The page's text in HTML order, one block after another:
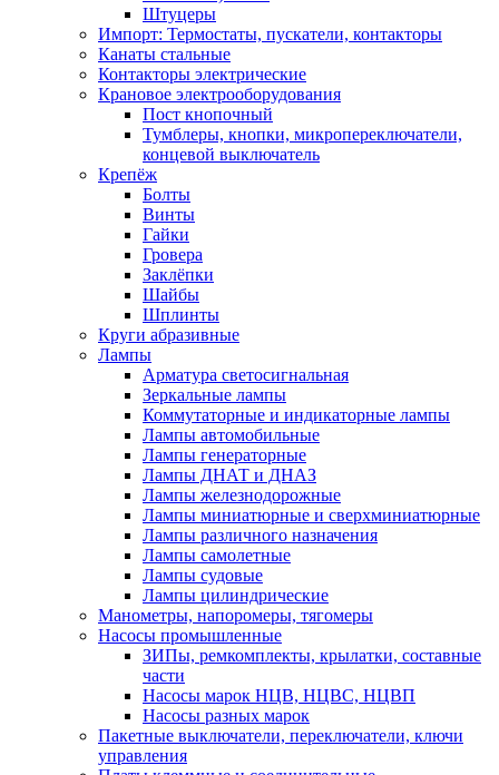
Штуцеры
Импорт: Термостаты, пускатели, контакторы
Канаты стальные
Контакторы электрические
Крановое электрооборудования
Пост кнопочный
Тумблеры, кнопки, микропереключатели,
концевой выключатель
Крепёж
Болты
Винты
Гайки
Гровера
Заклёпки
Шайбы
Шплинты
Круги абразивные
Лампы
Арматура светосигнальная
Зеркальные лампы
Коммутаторные и индикаторные лампы
Лампы автомобильные
Лампы генераторные
Лампы ДНАТ и ДНАЗ
Лампы железнодорожные
Лампы миниатюрные и сверхминиатюрные
Лампы различного назначения
Лампы самолетные
Лампы судовые
Лампы цилиндрические
Манометры, напоромеры, тягомеры
Насосы промышленные
ЗИПы, ремкомплекты, крылатки, составные
части
Насосы марок НЦВ, НЦВС, НЦВП
Насосы разных марок
Пакетные выключатели, переключатели, ключи
управления